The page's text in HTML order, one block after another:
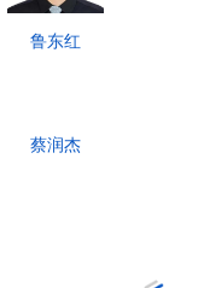
鲁东红
蔡润杰